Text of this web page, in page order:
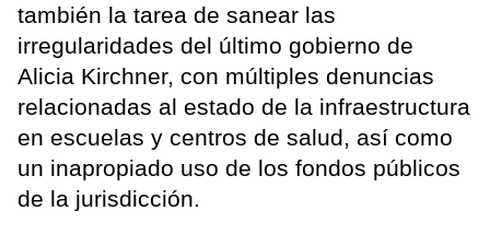
también la tarea de sanear las
irregularidades del último gobierno de
Alicia Kirchner, con múltiples denuncias
relacionadas al estado de la infraestructura
en escuelas y centros de salud, así como
un inapropiado uso de los fondos públicos
de la jurisdicción.